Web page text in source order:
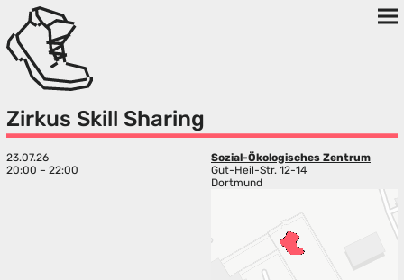
Zirkus Skill Sharing
23.07.26
20:00 – 22:00
Sozial-Ökologisches Zentrum
Gut-Heil-Str. 12-14
Dortmund